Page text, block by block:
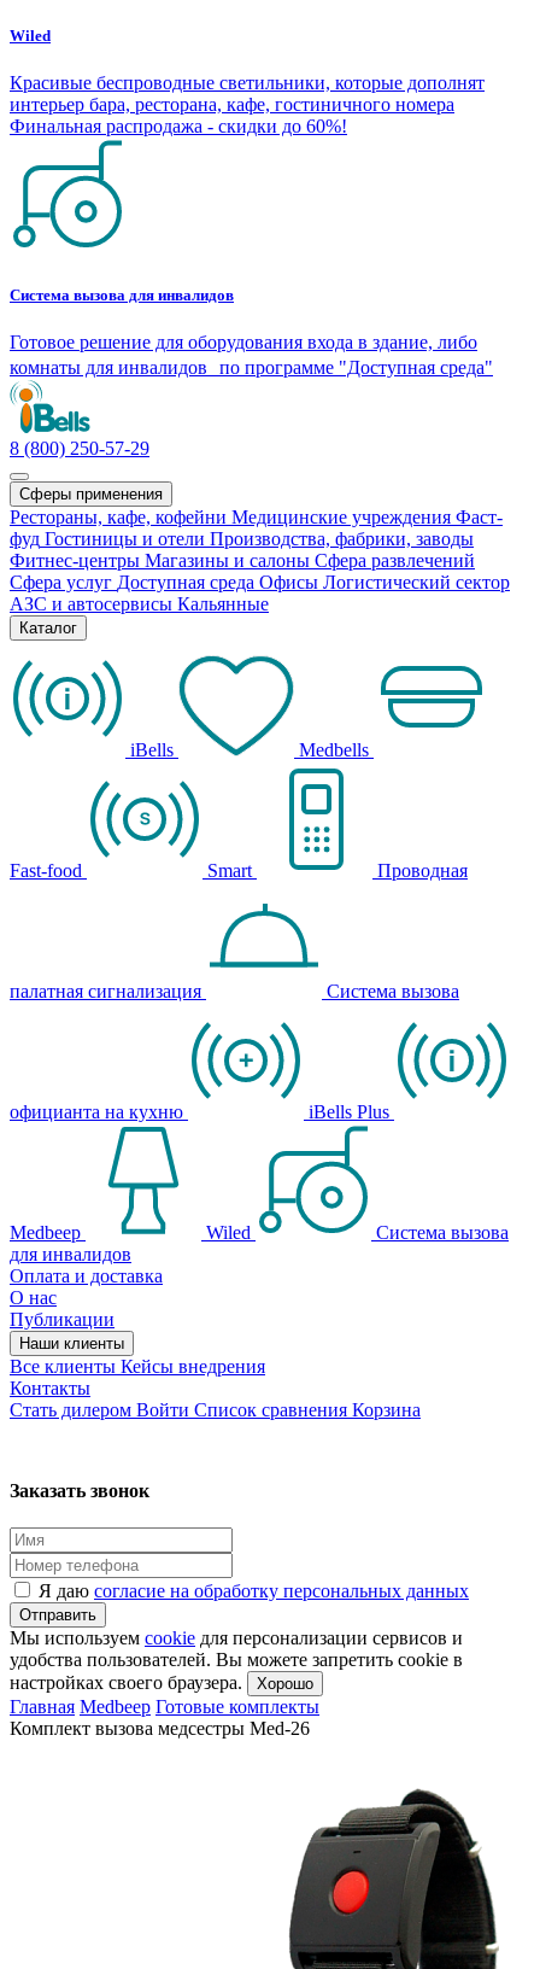
Wiled
Красивые беспроводные светильники, которые дополнят
интерьер бара, ресторана, кафе, гостиничного номера
Финальная распродажа - скидки до 60%!
Система вызова для инвалидов
Готовое решение для оборудования входа в здание, либо
комнаты для инвалидов по программе "Доступная среда"
8 (800) 250-57-29
Сферы применения
Рестораны, кафе, кофейни Медицинские учреждения Фаст-
фуд Гостиницы и отели Производства, фабрики, заводы
Фитнес-центры Магазины и салоны Сфера развлечений
Сфера услуг Доступная среда Офисы Логистический сектор
АЗС и автосервисы Кальянные
Каталог
iBells Medbells
Fast-food Smart Проводная
палатная сигнализация Система вызова
официанта на кухню iBells Plus
Medbeep Wiled
Система вызова
для инвалидов
Оплата и доставка
О нас
Публикации
Наши клиенты
Все клиенты Кейсы внедрения
Контакты
Стать дилером Войти Список сравнения Корзина
Заказать звонок
Я даю согласие на обработку персональных данных
Отправить
Мы используем cookie для персонализации сервисов и
удобства пользователей. Вы можете запретить cookie в
настройках своего браузера.
Хорошо
Главная Medbeep Готовые комплекты
Комплект вызова медсестры Med-26